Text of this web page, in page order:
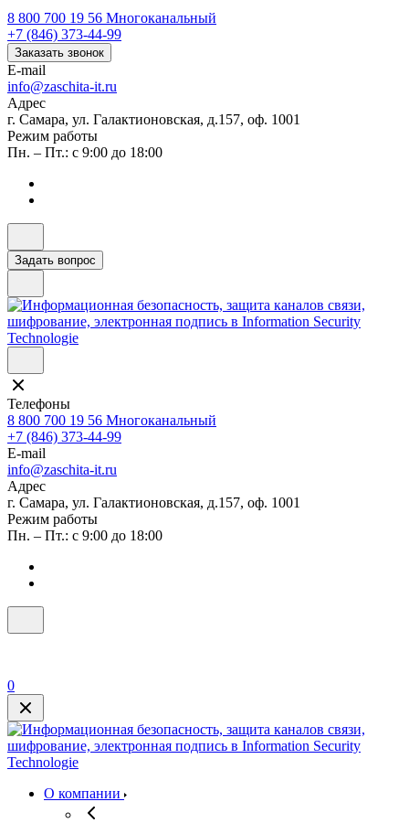
8 800 700 19 56 Многоканальный
+7 (846) 373-44-99
Заказать звонок
E-mail
info@zaschita-it.ru
Адрес
г. Самара, ул. Галактионовская, д.157, оф. 1001
Режим работы
Пн. – Пт.: с 9:00 до 18:00
Задать вопрос
Телефоны
8 800 700 19 56 Многоканальный
+7 (846) 373-44-99
E-mail
info@zaschita-it.ru
Адрес
г. Самара, ул. Галактионовская, д.157, оф. 1001
Режим работы
Пн. – Пт.: с 9:00 до 18:00
0
О компании